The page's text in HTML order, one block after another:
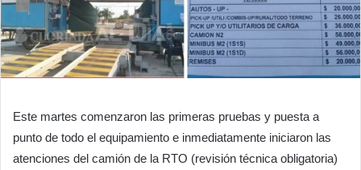
Este martes comenzaron las primeras pruebas y puesta a
punto de todo el equipamiento e inmediatamente iniciaron las
atenciones del camión de la RTO (revisión técnica obligatoria)